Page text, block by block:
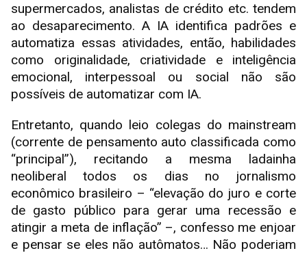
supermercados, analistas de crédito etc. tendem
ao desaparecimento. A IA identifica padrões e
automatiza essas atividades, então, habilidades
como originalidade, criatividade e inteligência
emocional, interpessoal ou social não são
possíveis de automatizar com IA.
Entretanto, quando leio colegas do mainstream
(corrente de pensamento auto classificada como
“principal”), recitando a mesma ladainha
neoliberal todos os dias no jornalismo
econômico brasileiro – “elevação do juro e corte
de gasto público para gerar uma recessão e
atingir a meta de inflação” –, confesso me enjoar
e pensar se eles não autômatos… Não poderiam